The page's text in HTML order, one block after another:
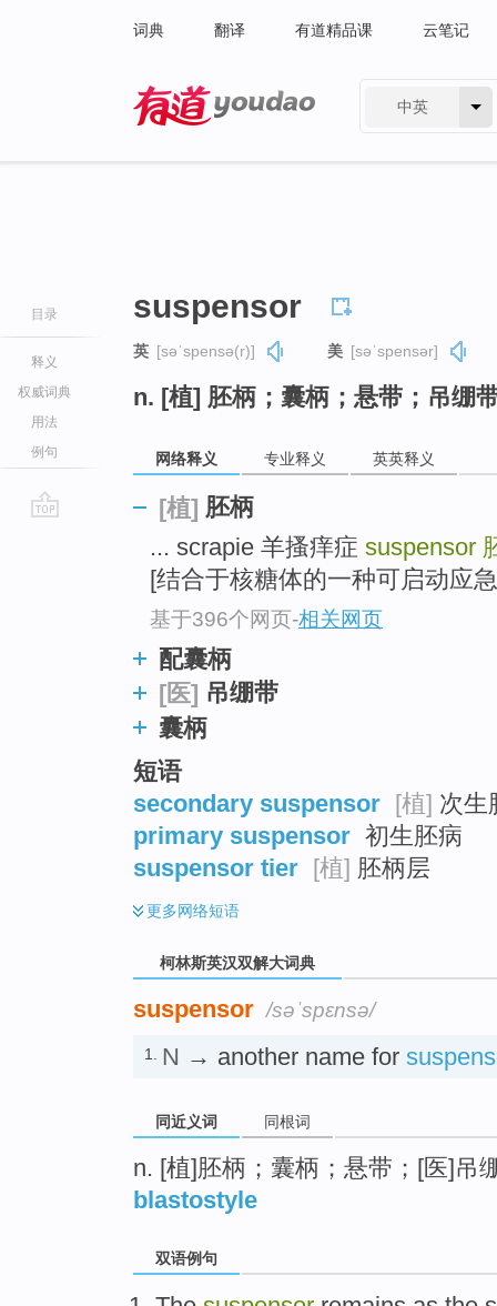
词典 翻译 有道精品课 云笔记
中英
目录
释义
权威词典
用法
例句
suspensor
英 [səˈspensə(r)] 美 [səˈspensər]
n. [植] 胚柄；囊柄；悬带；吊绷
网络释义 专业释义 英英释义
[植] 胚柄
... scrapie 羊搔痒症 suspensor
[结合于核糖体的一种可启动应
基于396个网页-相关网页
配囊柄
[医] 吊绷带
囊柄
短语
secondary suspensor [植] 次生
primary suspensor 初生胚病
suspensor tier [植] 胚柄层
更多网络短语
柯林斯英汉双解大词典
suspensor /səˈspɛnsə/
1. N → another name for
同近义词 同根词
n. [植]胚柄；囊柄；悬带；[医]吊
blastostyle
双语例句